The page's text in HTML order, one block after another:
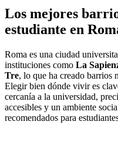
Los mejores
estudiante en
Roma es una ciudad
instituciones como La
Tre, lo que ha creado barrios
Elegir bien dónde vivir es
cercanía a la universidad,
accesibles y un ambiente
recomendados para